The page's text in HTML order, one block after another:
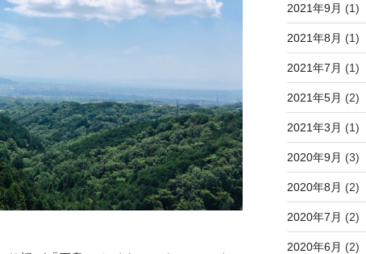
2021年9月 (1)
2021年8月 (1)
2021年7月 (1)
2021年5月 (2)
2021年3月 (1)
2020年9月 (3)
2020年8月 (2)
2020年7月 (2)
2020年6月 (2)